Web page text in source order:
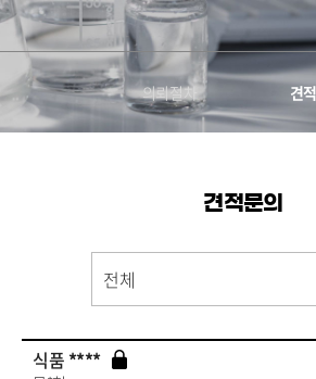
의뢰절차 견
견적문의
식품 ****